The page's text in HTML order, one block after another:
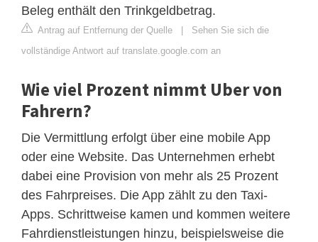
Beleg enthält den Trinkgeldbetrag.
Antrag auf Entfernung der Quelle
Sehen Sie sich die
vollständige Antwort auf translate.google.com an
Wie viel Prozent nimmt Uber von
Fahrern?
Die Vermittlung erfolgt über eine mobile App
oder eine Website. Das Unternehmen erhebt
dabei eine Provision von mehr als 25 Prozent
des Fahrpreises. Die App zählt zu den Taxi-
Apps. Schrittweise kamen und kommen weitere
Fahrdienstleistungen hinzu, beispielsweise die